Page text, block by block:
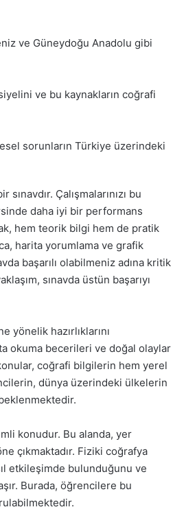
ve Güneydoğu Anadolu gibi
ve bu kaynakların coğrafi
sorunların Türkiye üzerindeki
Çalışmalarınızı bu
daha iyi bir performans
hem teorik bilgi hem de pratik
harita yorumlama ve grafik
başarılı olabilmeniz adına kritik
sınavda üstün başarıyı
yönelik hazırlıklarını
okuma becerileri ve doğal olaylar
coğrafi bilgilerin hem yerel
dünya üzerindeki ülkelerin
konudur. Bu alanda, yer
çıkmaktadır. Fiziki coğrafya
etkileşimde bulunduğunu ve
Burada, öğrencilere bu